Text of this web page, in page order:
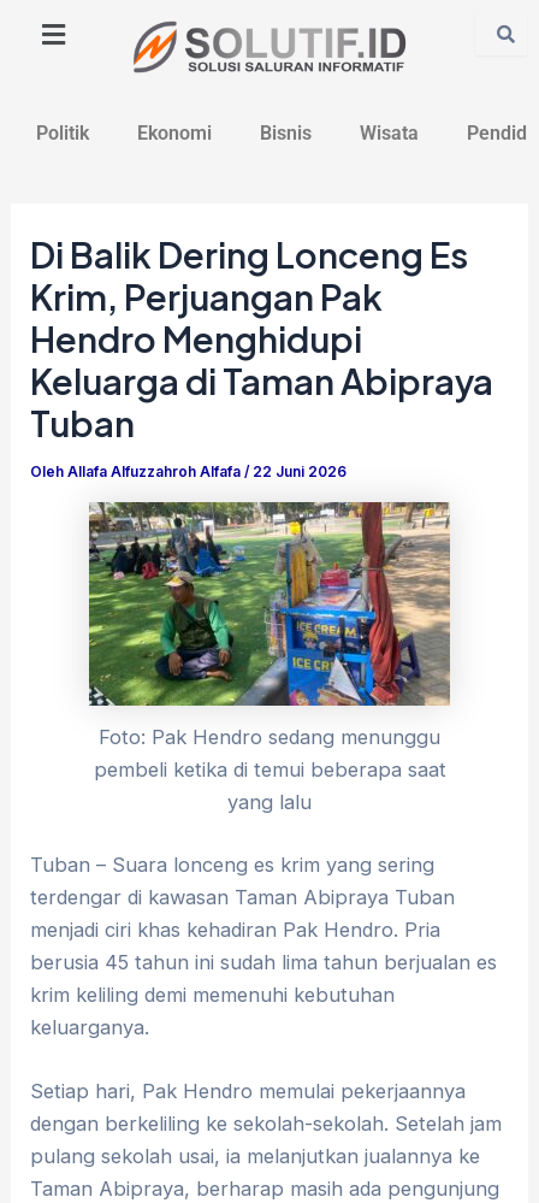
Politik Ekonomi Bisnis Wisata
Di Balik Dering Lonceng Es
Krim, Perjuangan Pak
Hendro Menghidupi
Keluarga di Taman Abipraya
Tuban
OlehAllafa Alfuzzahroh Alfafa/ 22 Juni 2026
Foto: Pak Hendro sedang menunggu
pembeli ketika di temui beberapa saat
yang lalu
Tuban – Suara lonceng es krim yang sering
terdengar di kawasan Taman Abipraya Tuban
menjadi ciri khas kehadiran Pak Hendro. Pria
berusia 45 tahun ini sudah lima tahun berjualan es
krim keliling demi memenuhi kebutuhan
keluarganya.
Setiap hari, Pak Hendro memulai pekerjaannya
dengan berkeliling ke sekolah-sekolah. Setelah jam
pulang sekolah usai, ia melanjutkan jualannya ke
Taman Abipraya, berharap masih ada pengunjung
navigation